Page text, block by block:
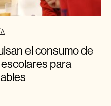
el consumo de
para